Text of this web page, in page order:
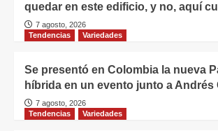
quedar en este edificio, y no, aquí
7 agosto, 2026
Tendencias
Variedades
Se presentó en Colombia la nueva
híbrida en un evento junto a Andrés
7 agosto, 2026
Tendencias
Variedades